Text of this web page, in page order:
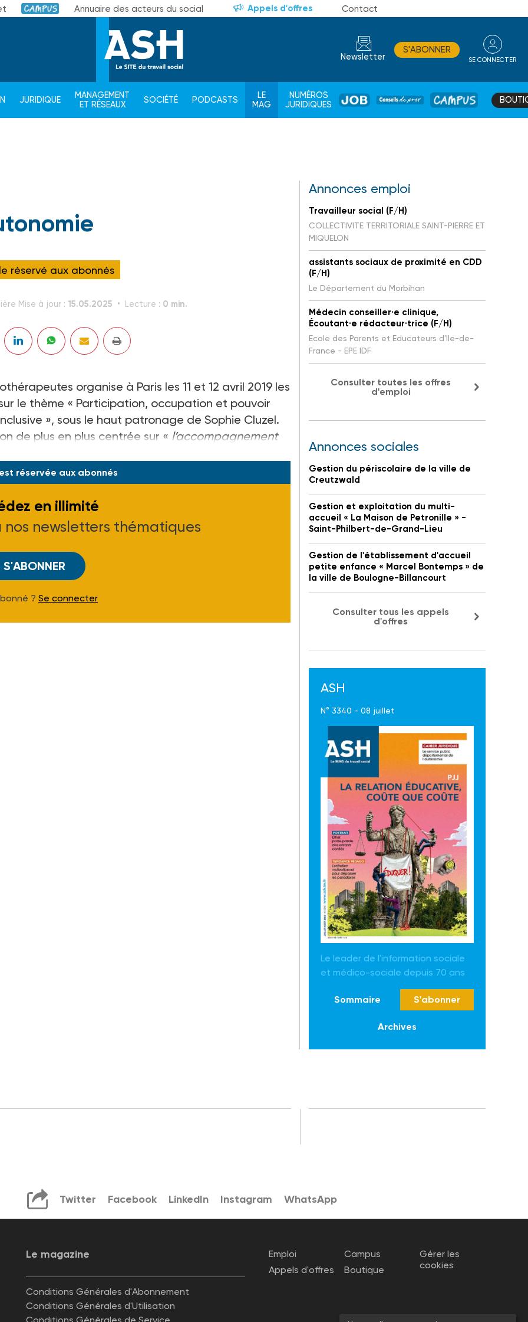
Campus Annuaire des acteurs du social Appels d'offres Contact
Newsletter
S'ABONNER
SE CONNECTER
JURIDIQUE
MANAGEMENT
ET RÉSEAUX
SOCIÉTÉ PODCASTS
LE
MAG
NUMÉROS
JURIDIQUES
JOB
DE
CAMPUS
réservé aux abonnés
Mise à jour : 15.05.2025 Lecture : 0 min.
organise à Paris les 11 et 12 avril 2019 les
le thème « Participation, occupation et pouvoir
», sous le haut patronage de Sophie Cluzel.
de plus en plus centrée sur « l’accompagnement
réservée aux abonnés
en illimité
nos newsletters thématiques
S'ABONNER
? Se connecter
Annonces emploi
Travailleur social (F/H)
COLLECTIVITE TERRITORIALE SAINT-PIERRE ET
MIQUELON
assistants sociaux de proximité en CDD
(F/H)
Le Département du Morbihan
Médecin conseiller·e clinique,
Écoutant·e rédacteur·trice (F/H)
Ecole des Parents et Educateurs d'Ile-de-
France - EPE IDF
Consulter toutes les offres
d'emploi
Annonces sociales
Gestion du périscolaire de la ville de
Creutzwald
Gestion et exploitation du multi-
accueil « La Maison de Petronille » -
Saint-Philbert-de-Grand-Lieu
Gestion de l'établissement d'accueil
petite enfance « Marcel Bontemps » de
la ville de Boulogne-Billancourt
Consulter tous les appels
d'offres
ASH
N° 3340 - 08 juillet
Le leader de l'information sociale
et médico-sociale depuis 70 ans
Sommaire S'abonner
Archives
Twitter Facebook LinkedIn Instagram WhatsApp
Le magazine
Conditions Générales d'Abonnement
Conditions Générales d'Utilisation
Emploi
Appels d'offres
Campus
Boutique
Gérer les
cookies